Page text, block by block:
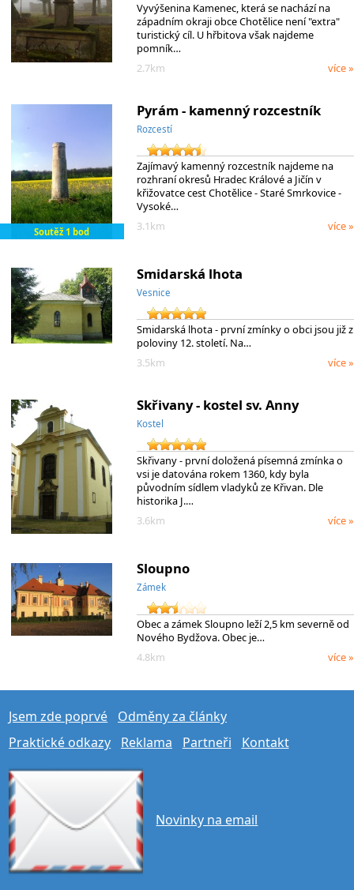
Vyvýšenina Kamenec, která se nachází na
západním okraji obce Chotělice není "extra"
turistický cíl. U hřbitova však najdeme
pomník…
2.7km
více »
Soutěž 1 bod
Pyrám - kamenný rozcestník
Rozcestí
Zajímavý kamenný rozcestník najdeme na
rozhraní okresů Hradec Králové a Jičín v
křižovatce cest Chotělice - Staré Smrkovice -
Vysoké…
3.1km
více »
Smidarská lhota
Vesnice
Smidarská lhota - první zmínky o obci jsou již z
poloviny 12. století. Na…
3.5km
více »
Skřivany - kostel sv. Anny
Kostel
Skřivany - první doložená písemná zmínka o
vsi je datována rokem 1360, kdy byla
původním sídlem vladyků ze Křivan. Dle
historika J.…
3.6km
více »
Sloupno
Zámek
Obec a zámek Sloupno leží 2,5 km severně od
Nového Bydžova. Obec je…
4.8km
více »
Jsem zde poprvé
Odměny za články
Praktické odkazy
Reklama Partneři Kontakt
Novinky na email